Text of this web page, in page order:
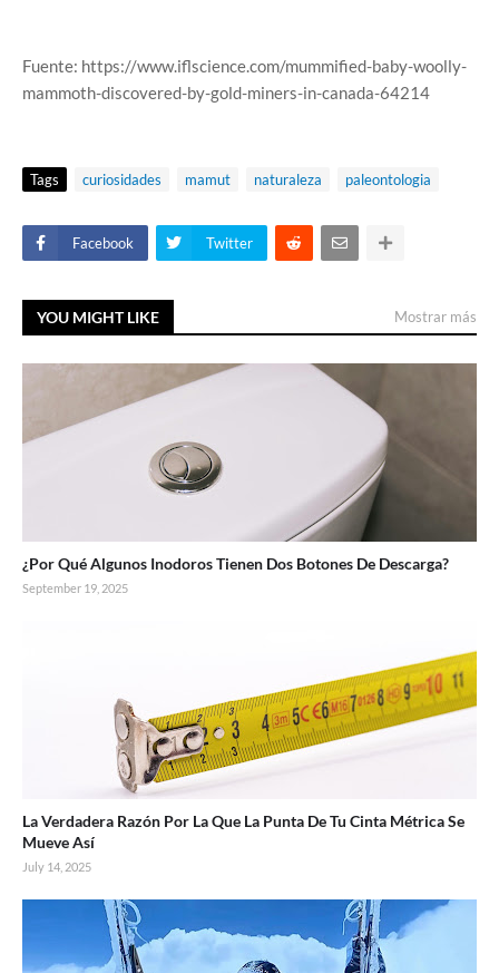
Fuente: https://www.iflscience.com/mummified-baby-woolly-
mammoth-discovered-by-gold-miners-in-canada-64214
Tags curiosidades mamut naturaleza paleontologia
Facebook Twitter
YOU MIGHT LIKE Mostrar más
¿Por Qué Algunos Inodoros Tienen Dos Botones De Descarga?
September 19, 2025
La Verdadera Razón Por La Que La Punta De Tu Cinta Métrica Se
Mueve Así
July 14, 2025